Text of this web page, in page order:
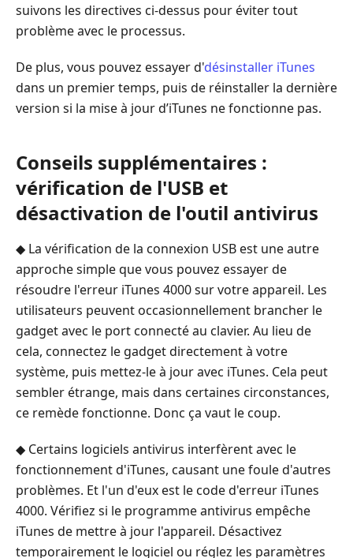
suivons les directives ci-dessus pour éviter tout
problème avec le processus.
De plus, vous pouvez essayer d'désinstaller iTunes
dans un premier temps, puis de réinstaller la dernière
version si la mise à jour d’iTunes ne fonctionne pas.
Conseils supplémentaires :
vérification de l'USB et
désactivation de l'outil antivirus
◆ La vérification de la connexion USB est une autre
approche simple que vous pouvez essayer de
résoudre l'erreur iTunes 4000 sur votre appareil. Les
utilisateurs peuvent occasionnellement brancher le
gadget avec le port connecté au clavier. Au lieu de
cela, connectez le gadget directement à votre
système, puis mettez-le à jour avec iTunes. Cela peut
sembler étrange, mais dans certaines circonstances,
ce remède fonctionne. Donc ça vaut le coup.
◆ Certains logiciels antivirus interfèrent avec le
fonctionnement d'iTunes, causant une foule d'autres
problèmes. Et l'un d'eux est le code d'erreur iTunes
4000. Vérifiez si le programme antivirus empêche
iTunes de mettre à jour l'appareil. Désactivez
temporairement le logiciel ou réglez les paramètres